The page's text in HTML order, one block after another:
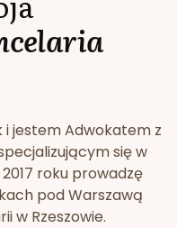
i jestem Adwokatem z
się w
roku prowadzę
pod Warszawą
w Rzeszowie.